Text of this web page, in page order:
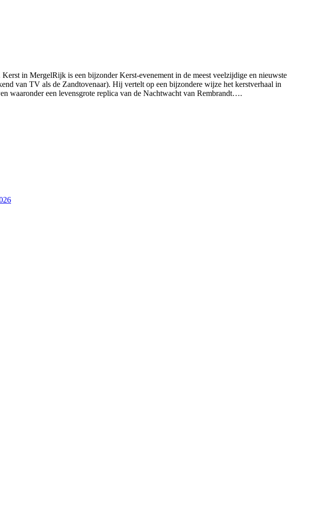
in MergelRijk is een bijzonder Kerst-evenement in de meest veelzijdige en nieuwste
van TV als de Zandtovenaar). Hij vertelt op een bijzondere wijze het kerstverhaal in
waaronder een levensgrote replica van de Nachtwacht van Rembrandt….